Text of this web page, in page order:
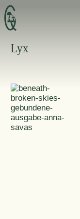
Skip
to
content
Lyx